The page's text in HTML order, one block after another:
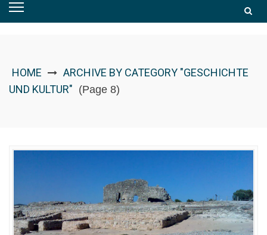
HOME
ARCHIVE BY CATEGORY "GESCHICHTE
UND KULTUR" (Page 8)